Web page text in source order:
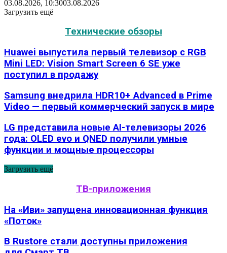
03.08.2026, 10:3003.08.2026
Загрузить ещё
Технические обзоры
Huawei выпустила первый телевизор с RGB
Mini LED: Vision Smart Screen 6 SE уже
поступил в продажу
Samsung внедрила HDR10+ Advanced в Prime
Video — первый коммерческий запуск в мире
LG представила новые AI-телевизоры 2026
года: OLED evo и QNED получили умные
функции и мощные процессоры
Загрузить ещё
ТВ-приложения
На «Иви» запущена инновационная функция
«Поток»
В Rustore стали доступны приложения